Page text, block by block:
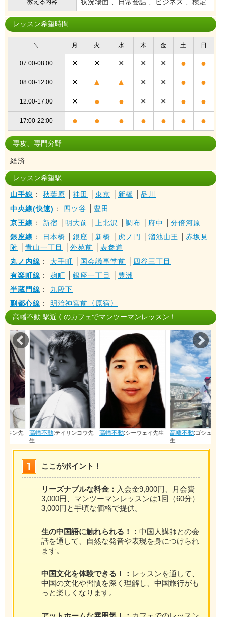
レッスン希望時間
＼ 月 火 水 木 金 土 日
07:00-08:00 × × × × × ● ●
08:00-12:00 × ▲ ▲ × × ● ●
12:00-17:00 × ● ● × × ● ●
17:00-22:00 ● ● ● ● ● ● ●
専攻、専門分野
経済
レッスン希望駅
山手線 ： 秋葉原 神田 東京 新橋
品川
中央線(快速) ： 四ツ谷
豊田
京王線 ： 新宿 明大前 上北沢 調布 府中
分倍河原
銀座線 ： 日本橋 銀座 新橋 虎ノ門 溜池山王
赤坂見
附
青山一丁目 外苑前
表参道
丸ノ内線 ： 大手町 国会議事堂前
四谷三丁目
有楽町線 ： 麹町 銀座一丁目
豊洲
半蔵門線 ： 九段下
副都心線 ： 明治神宮前〈原宿〉
高幡不動 駅近くのカフェでマンツーマンレッスン！
高幡不動:テイリンヨウ先
高幡不動:シーウェイ先生 高幡不動:ゴシュントウ先
Prev
ここがポイント！
リーズナブルな料金： 入会金9,800円、月会費
3,000円、マンツーマンレッスンは1回（60分）
3,000円と手頃な価格で提供。
生の中国語に触れられる！： 中国人講師との会
話を通して、自然な発音や表現を身につけられ
ます。
中国文化を体験できる！： レッスンを通して、
中国の文化や習慣を深く理解し、中国旅行がも
っと楽しくなります。